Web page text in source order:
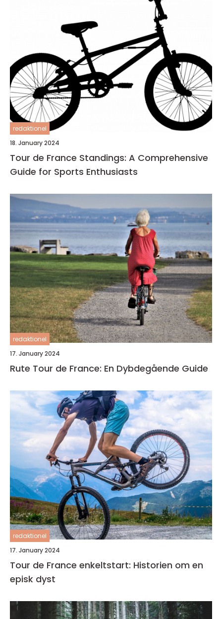
redaktionel
18. January 2024
Tour de France Standings: A Comprehensive
Guide for Sports Enthusiasts
redaktionel
17. January 2024
Rute Tour de France: En Dybdegående Guide
redaktionel
17. January 2024
Tour de France enkeltstart: Historien om en
episk dyst